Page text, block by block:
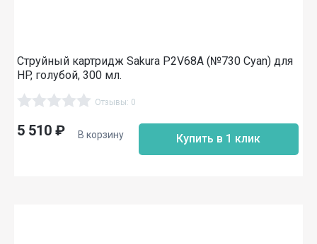
Струйный картридж Sakura P2V68A (№730 Cyan) для
HP, голубой, 300 мл.
Отзывы: 0
5 510 ₽ В корзину Купить в 1 клик